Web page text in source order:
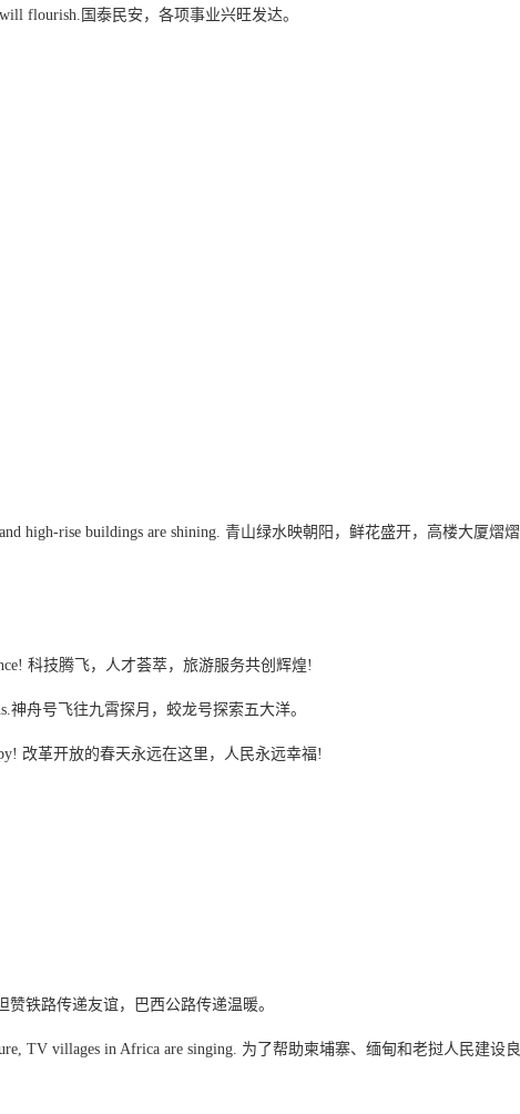
will flourish.国泰民安，各项事业兴旺发达。
high-rise buildings are shining. 青山绿水映朝阳，鲜花盛开，高楼大厦熠熠
科技腾飞，人才荟萃，旅游服务共创辉煌!
神舟号飞往九霄探月，蛟龙号探索五大洋。
改革开放的春天永远在这里，人民永远幸福!
赞铁路传递友谊，巴西公路传递温暖。
TV villages in Africa are singing. 为了帮助柬埔寨、缅甸和老挝人民建设